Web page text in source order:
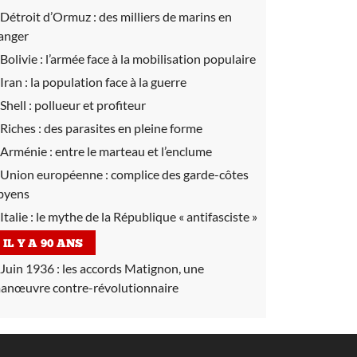
Détroit d’Ormuz : des milliers de marins en
Bolivie : l’armée face à la mobilisation populaire
Iran : la population face à la guerre
Shell : pollueur et profiteur
Riches : des parasites en pleine forme
Arménie : entre le marteau et l’enclume
Union européenne : complice des garde-côtes
Italie : le mythe de la République « antifasciste »
IL Y A 90 ANS
Juin 1936 : les accords Matignon, une
contre-révolutionnaire